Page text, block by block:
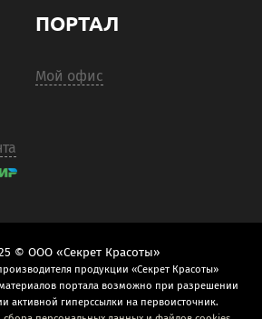
ПОРТАЛ
Мой офис
© ООО «Секрет Красоты»
продукции «Секрет Красоты»
портала возможно при разрешении
активной гиперссылки на первоисточник.